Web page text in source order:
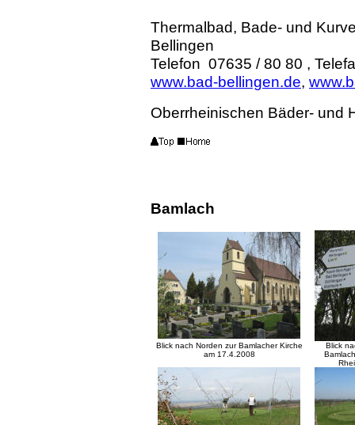
Thermalbad, Bade- und
Bellingen
Telefon 07635 / 80 80 ,
www.bad-bellingen.de,
Oberrheinischen Bäder- und
Bamlach
Blick nach Norden zur Bamlacher Kirche
am 17.4.2008
Blick